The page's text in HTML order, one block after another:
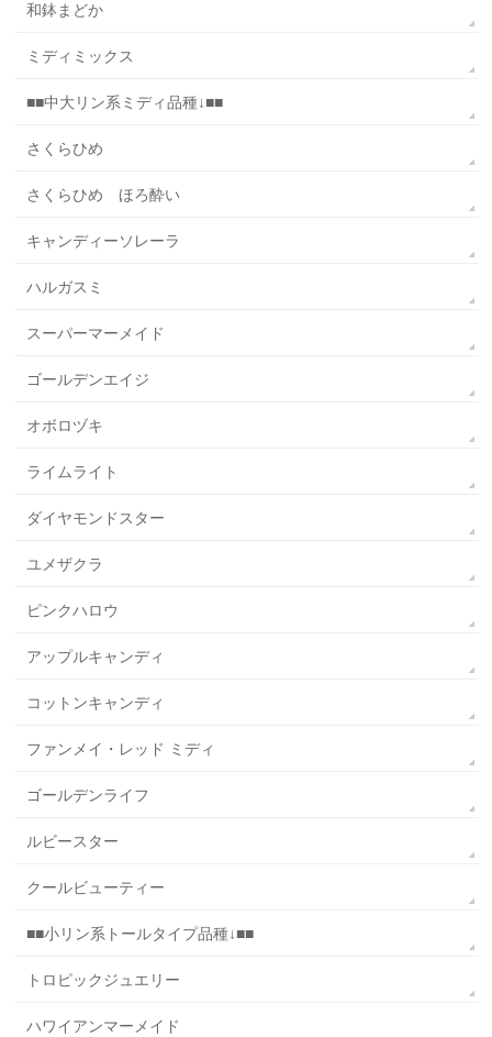
和鉢まどか
ミディミックス
■■中大リン系ミディ品種↓■■
さくらひめ
さくらひめ ほろ酔い
キャンディーソレーラ
ハルガスミ
スーパーマーメイド
ゴールデンエイジ
オボロヅキ
ライムライト
ダイヤモンドスター
ユメザクラ
ピンクハロウ
アップルキャンディ
コットンキャンディ
ファンメイ・レッド ミディ
ゴールデンライフ
ルビースター
クールビューティー
■■小リン系トールタイプ品種↓■■
トロピックジュエリー
ハワイアンマーメイド